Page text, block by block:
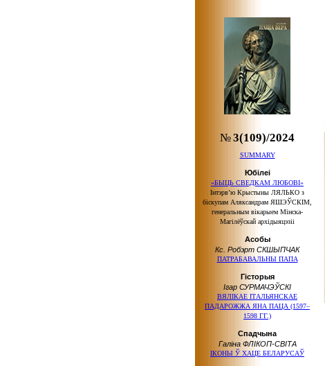
№3(109)/2024
SUMMARY
Юбілеі
«БЫЦЬ СВЕДКАМ ЛЮБОВІ»
Інтэрв’ю Крыстыны ЛЯЛЬКО з
біскупам Аляксандрам ЯШЭЎСКІМ,
генеральным вікарыем Мінска-
Магілёўскай архідыяцэзіі
Асобы
Кс. Робэрт СКШЫПЧАК
ПАТРАБАВАЛЬНЫ ПАПА
Гісторыя
Ігар СУРМАЧЭЎСКІ
ВЯЛІКАЕ ІТАЛЬЯНСКАЕ
ПАДАРОЖЖА ЯНА ПАЦА (1597–
1598 ГГ.)
Спадчына
Галіна ФЛІКОП-СВІТА
ІКОНЫ Ў ХАЦЕ БЕЛАРУСАЎ